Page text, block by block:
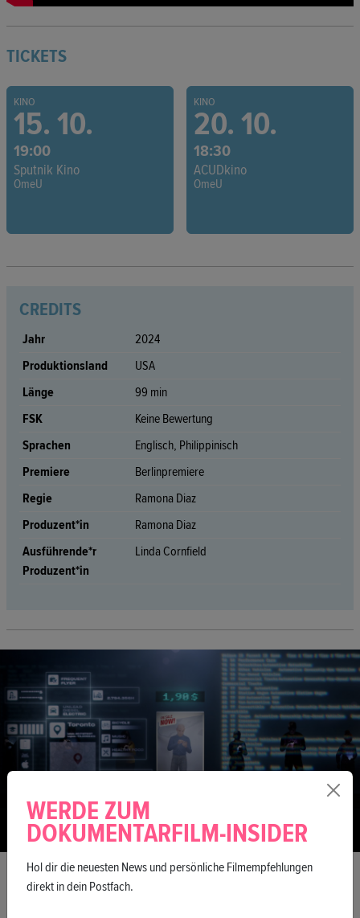
TICKETS
KINO
15. 10.
19:00
Sputnik Kino
OmeU
KINO
20. 10.
18:30
ACUDkino
OmeU
CREDITS
Jahr
2024
Produktionsland
USA
Länge
99 min
FSK
Keine Bewertung
Sprachen
Englisch, Philippinisch
Premiere
Berlinpremiere
Regie
Ramona Diaz
Produzent*in
Ramona Diaz
Ausführende*r
Produzent*in
Linda Cornfield
FESTIVAL
Wir müssen wachsam sein
WERDE ZUM
DOKUMENTARFILM-INSIDER
Hol dir die neuesten News und persönliche Filmempfehlungen
direkt in dein Postfach.